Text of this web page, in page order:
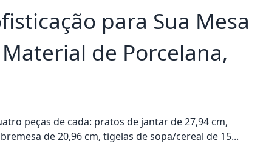
para Sua Mesa
de Porcelana,
peças de cada: pratos de jantar de 27,94 cm,
de 20,96 cm, tigelas de sopa/cereal de 15...